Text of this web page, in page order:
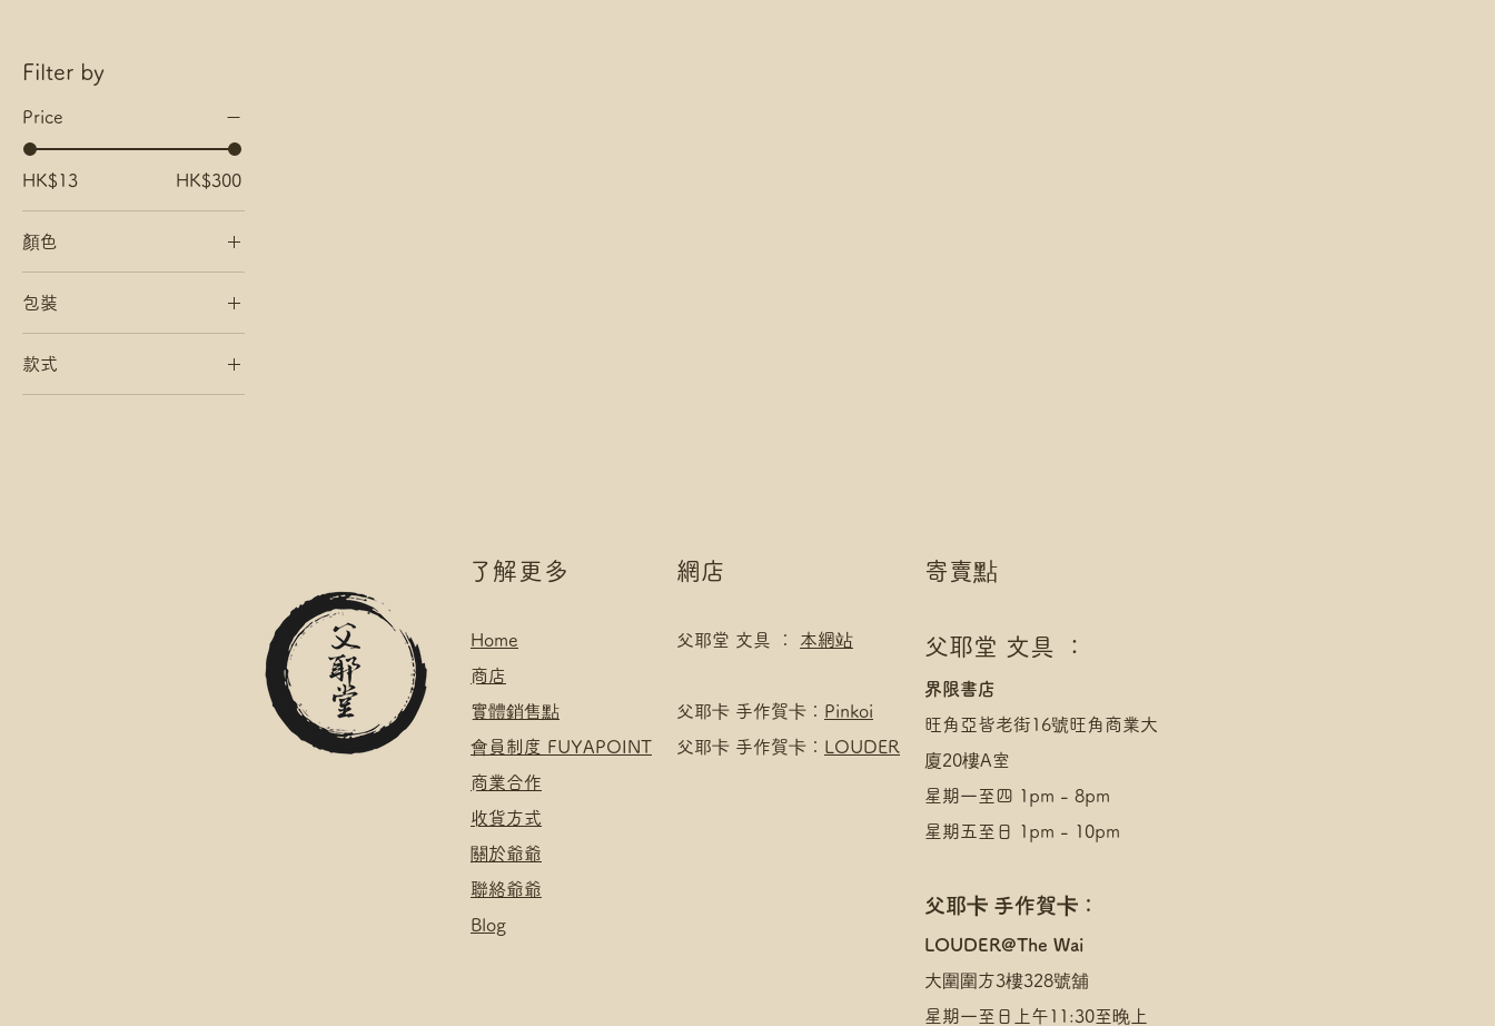
Filter by
Price
HK$13 HK$300
顏色
包裝
沒有密實袋
款式
​了解更多 網店 寄賣點
Home
​商店
​實體銷售點
​會員制度 FUYAPOINT
​商業合作
​收貨方式
關於爺爺
聯絡爺爺
Blog
父耶堂 文具 ： 本網站
​父耶卡 手作賀卡： Pinkoi
父耶卡 手作賀卡： LOUDER
父耶堂 文具 ：
界限書店
旺角亞皆老街16號旺角商業大
廈20樓A室
星期一至四 1pm - 8pm
星期五至日 1pm - 10pm
父耶卡 手作賀卡：
​LOUDER@The Wai
大圍圍方3樓328號舖
星期一至日上午11:30至晚上